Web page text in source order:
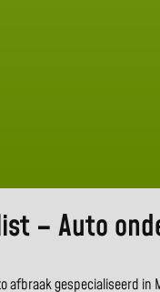
– Auto
afbraak